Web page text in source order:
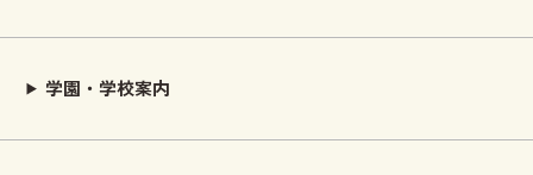
学園・学校案内